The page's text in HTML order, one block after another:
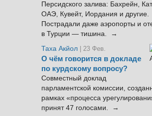
Персидского залива: Бахрейн,
ОАЭ, Кувейт, Иордания и другие.
Пострадали даже аэропорты и
в Турции — тишина. →
Таха Акйол | 23 Фев.
О чём говорится в докладе
по курдскому вопросу?
Совместный доклад
парламентской комиссии,
рамках «процесса
принят 47 голосами. →